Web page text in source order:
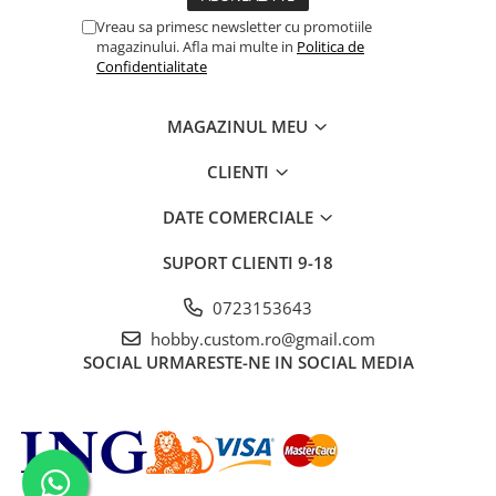
Vreau sa primesc newsletter cu promotiile
magazinului. Afla mai multe in Politica de
Confidentialitate
MAGAZINUL MEU
CLIENTI
DATE COMERCIALE
SUPORT CLIENTI 9-18
0723153643
hobby.custom.ro@gmail.com
SOCIAL URMARESTE-NE IN SOCIAL MEDIA